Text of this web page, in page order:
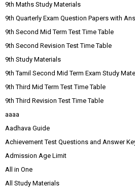
9th Maths Study Materials
9th Quarterly Exam Question Papers with
9th Second Mid Term Test Time Table
9th Second Revision Test Time Table
9th Study Materials
9th Tamil Second Mid Term Exam Study
9th Third Mid Term Test Time Table
9th Third Revision Test Time Table
aaaa
Aadhava Guide
Achievement Test Questions and Answer
Admission Age Limit
All in One
All Study Materials